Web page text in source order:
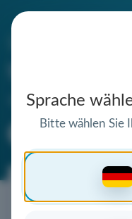
Sprache
Bitte wählen Sie
turbo-
steht zum
Jetzt diese